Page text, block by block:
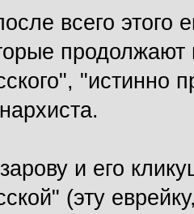
всего
продолжают
"истинно
и его
(эту